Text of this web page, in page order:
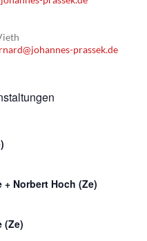
prassek.de
+ Norbert Hoch (Ze)
(Ze)